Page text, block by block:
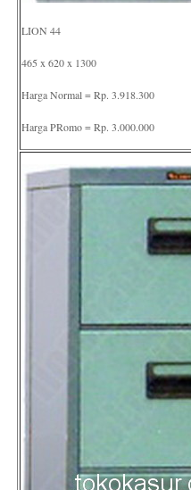
LION 44
465 x 620 x 1300
Harga Normal = Rp. 3.918.300
Harga PRomo = Rp. 3.000.000